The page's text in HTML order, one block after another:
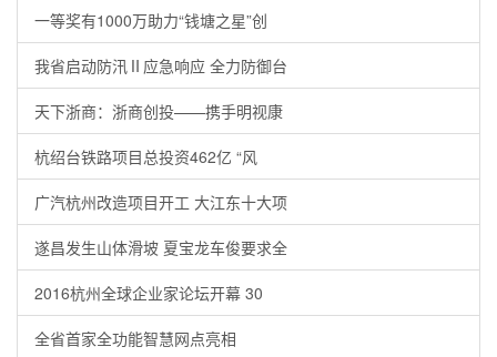
一等奖有1000万助力“钱塘之星”创
我省启动防汛Ⅱ应急响应 全力防御台
天下浙商：浙商创投——携手明视康
杭绍台铁路项目总投资462亿 “风
广汽杭州改造项目开工 大江东十大项
遂昌发生山体滑坡 夏宝龙车俊要求全
2016杭州全球企业家论坛开幕 30
全省首家全功能智慧网点亮相